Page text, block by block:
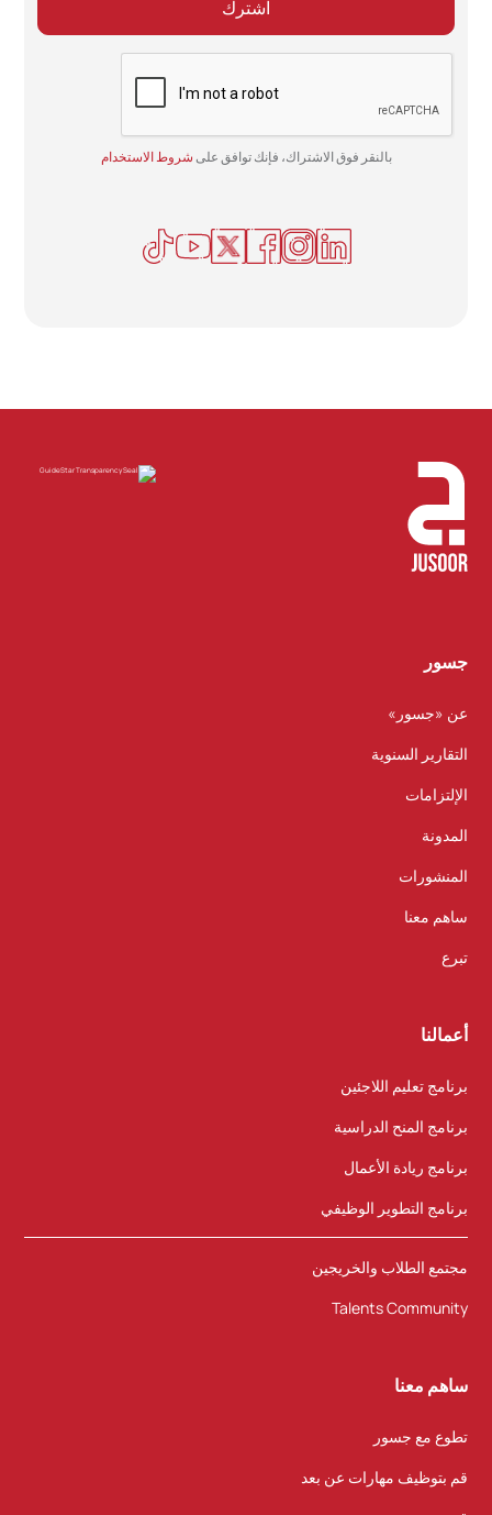
بالنقر فوق الاشتراك، فإنك توافق علىشروط الاستخدام
جسور
عن «جسور»
التقارير السنوية
الإلتزامات
المدونة
المنشورات
ساهم معنا
تبرع
أعمالنا
برنامج تعليم اللاجئين
برنامج المنح الدراسية
برنامج ريادة الأعمال
برنامج التطوير الوظيفي
مجتمع الطلاب والخريجين
Talents Community
ساهم معنا
تطوع مع جسور
قم بتوظيف مهارات عن بعد